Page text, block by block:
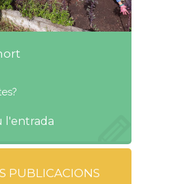
l'entrada
PUBLICACIONS